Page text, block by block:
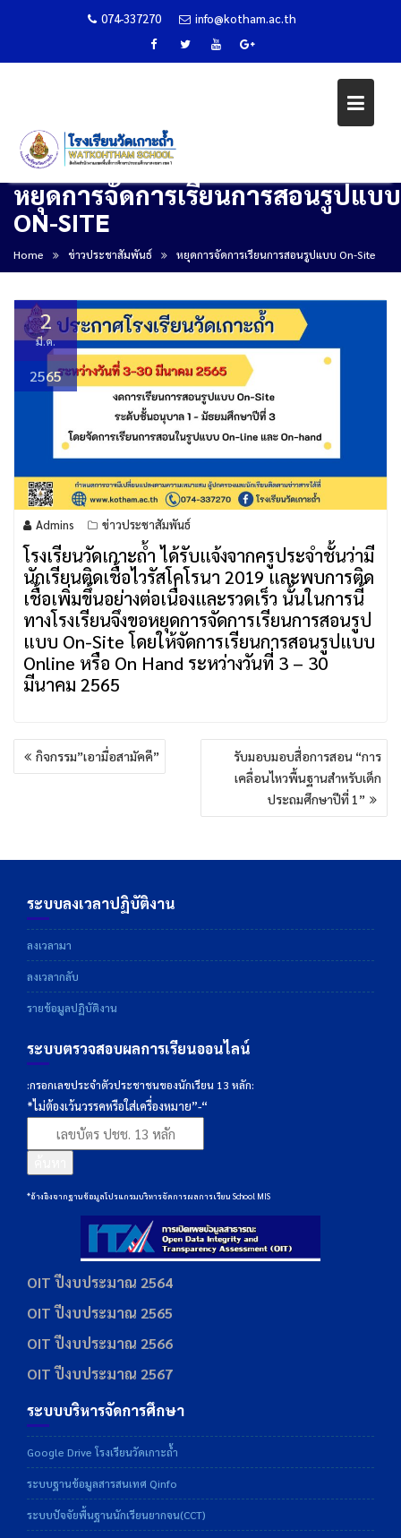
Skip
content
074-337270 info@kotham.ac.th
หยุดการจัดการเรียนการสอนรูปแบบ
ON-SITE
Home ข่าวประชาสัมพันธ์ หยุดการจัดการเรียนการสอนรูปแบบ On-Site
2
มี.ค.
2565
Admins ข่าวประชาสัมพันธ์
โรงเรียนวัดเกาะถ้ำ ได้รับแจ้งจากครูประจำชั้นว่ามี
นักเรียนติดเชื้อไวรัสโคโรนา 2019 และพบการติด
เชื้อเพิ่มขึ้นอย่างต่อเนื่องและรวดเร็ว นั้นในการนี้
ทางโรงเรียนจึงขอหยุดการจัดการเรียนการสอนรูป
แบบ On-Site โดยให้จัดการเรียนการสอนรูปแบบ
Online หรือ On Hand ระหว่างวันที่ 3 – 30
มีนาคม 2565
แนะแนว
เรื่องกิจกรรม”เอามื่อสามัคคี”
รับมอบมอบสื่อการสอน “การ
เคลื่อนไหวพื้นฐานสำหรับเด็ก
ประถมศึกษาปีที่ 1”
ระบบลงเวลาปฏิบัติงาน
ลงเวลามา
ลงเวลากลับ
รายข้อมูลปฏิบัติงาน
ระบบตรวจสอบผลการเรียนออนไลน์
:กรอกเลขประจำตัวประชาชนของนักเรียน 13 หลัก:
*ไม่ต้องเว้นวรรคหรือใส่เครื่องหมาย”-“
*อ้างอิงจากฐานข้อมูลโปรแกรมบริหารจัดการผลการเรียน School MIS
OIT ปีงบประมาณ 2564
OIT ปีงบประมาณ 2565
OIT ปีงบประมาณ 2566
OIT ปีงบประมาณ 2567
ระบบบริหารจัดการศึกษา
Google Drive โรงเรียนวัดเกาะถ้ำ
ระบบฐานข้อมูลสารสนเทศ Qinfo
ระบบปัจจัยพื้นฐานนักเรียนยากจน(CCT)